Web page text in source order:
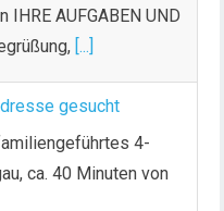
AUFGABEN UND
[...]
gesucht
4-
ca. 40 Minuten von